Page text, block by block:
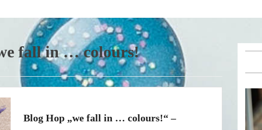
fall in … colours!
Blog Hop „we fall in … colours!“ –